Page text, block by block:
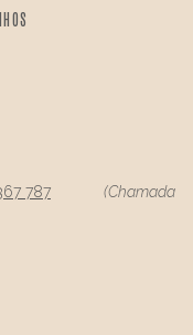
787
(Chamada